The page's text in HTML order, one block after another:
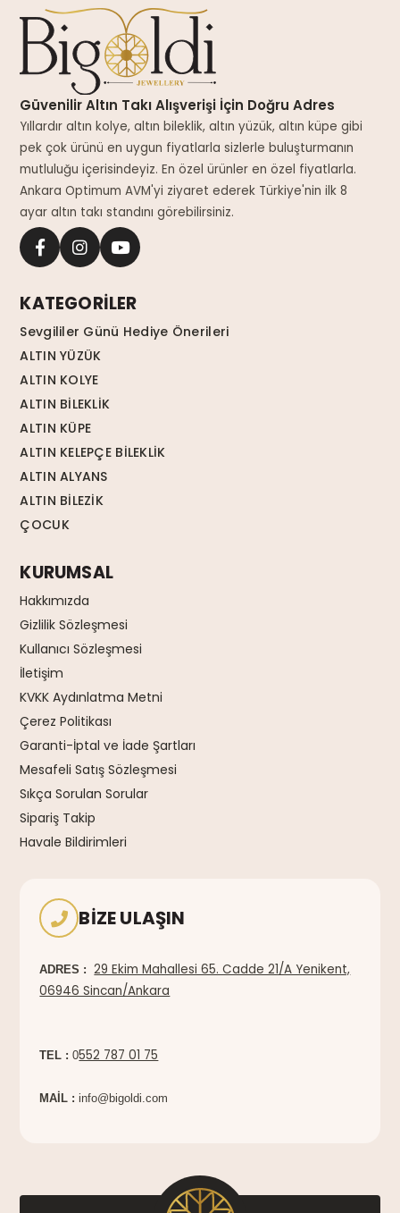
Güvenilir Altın Takı Alışverişi İçin Doğru Adres
Yıllardır altın kolye, altın bileklik, altın yüzük, altın küpe gibi
pek çok ürünü en uygun fiyatlarla sizlerle buluşturmanın
mutluluğu içerisindeyiz. En özel ürünler en özel fiyatlarla.
Ankara Optimum AVM'yi ziyaret ederek Türkiye'nin ilk 8
ayar altın takı standını görebilirsiniz.
KATEGORİLER
Sevgililer Günü Hediye Önerileri
ALTIN YÜZÜK
ALTIN KOLYE
ALTIN BİLEKLİK
ALTIN KÜPE
ALTIN KELEPÇE BİLEKLİK
ALTIN ALYANS
ALTIN BİLEZİK
ÇOCUK
KURUMSAL
Hakkımızda
Gizlilik Sözleşmesi
Kullanıcı Sözleşmesi
İletişim
KVKK Aydınlatma Metni
Çerez Politikası
Garanti-İptal ve İade Şartları
Mesafeli Satış Sözleşmesi
Sıkça Sorulan Sorular
Sipariş Takip
Havale Bildirimleri
BIZE ULAŞIN
ADRES :
29 Ekim Mahallesi 65. Cadde 21/A Yenikent,
06946 Sincan/Ankara
TEL : 0552 787 01 75
MAİL :info@bigoldi.com